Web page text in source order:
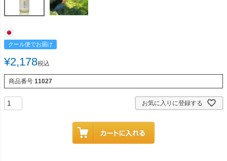
クール便でお届け
¥2,178税込
商品番号 11027
お気に入りに登録する